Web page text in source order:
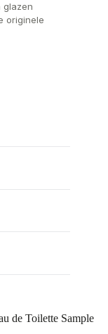
glazen
originele
de Toilette Sample